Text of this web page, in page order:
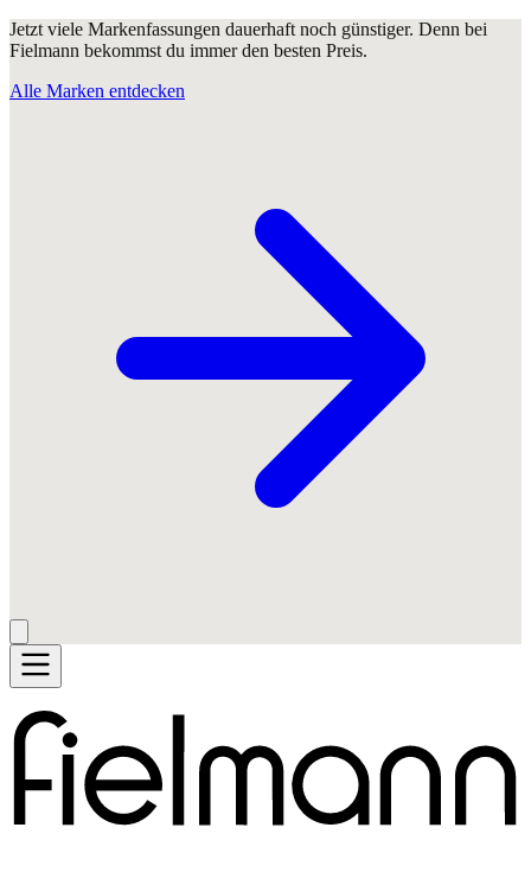
Jetzt viele Markenfassungen dauerhaft noch günstiger. Denn bei
Fielmann bekommst du immer den besten Preis.
Alle Marken entdecken